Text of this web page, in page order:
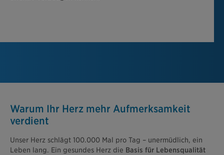
Warum Ihr Herz mehr Aufmerksamkeit
verdient
Unser Herz schlägt 100.000 Mal pro Tag – unermüdlich, ein
Leben lang. Ein gesundes Herz die Basis für Lebensqualität